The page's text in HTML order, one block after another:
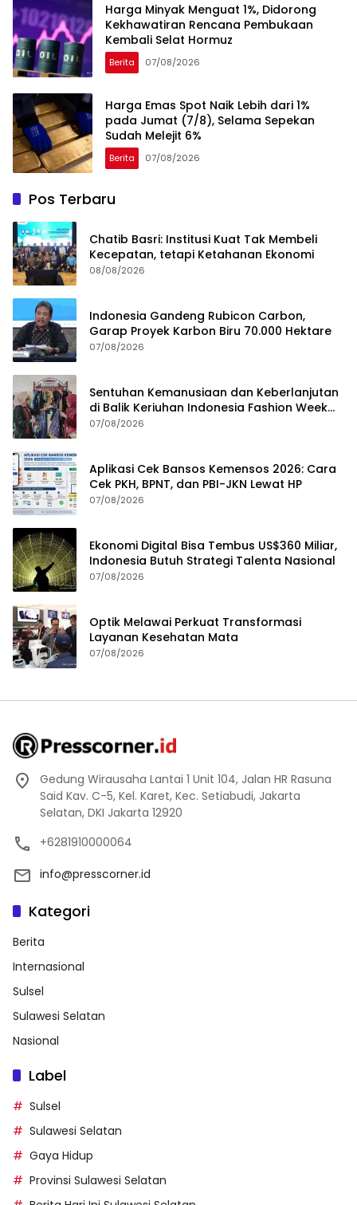
Harga Minyak Menguat 1%, Didorong
Kekhawatiran Rencana Pembukaan
Kembali Selat Hormuz
Berita 07/08/2026
Harga Emas Spot Naik Lebih dari 1%
pada Jumat (7/8), Selama Sepekan
Sudah Melejit 6%
Berita 07/08/2026
Pos Terbaru
Chatib Basri: Institusi Kuat Tak Membeli
Kecepatan, tetapi Ketahanan Ekonomi
08/08/2026
Indonesia Gandeng Rubicon Carbon,
Garap Proyek Karbon Biru 70.000 Hektare
07/08/2026
Sentuhan Kemanusiaan dan Keberlanjutan
di Balik Keriuhan Indonesia Fashion Week
2026
07/08/2026
Aplikasi Cek Bansos Kemensos 2026: Cara
Cek PKH, BPNT, dan PBI-JKN Lewat HP
07/08/2026
Ekonomi Digital Bisa Tembus US$360 Miliar,
Indonesia Butuh Strategi Talenta Nasional
07/08/2026
Optik Melawai Perkuat Transformasi
Layanan Kesehatan Mata
07/08/2026
Gedung Wirausaha Lantai 1 Unit 104, Jalan HR Rasuna
Said Kav. C-5, Kel. Karet, Kec. Setiabudi, Jakarta
Selatan, DKI Jakarta 12920
+6281910000064
info@presscorner.id
Kategori
Berita
Internasional
Sulsel
Sulawesi Selatan
Nasional
Label
Sulsel
Sulawesi Selatan
Gaya Hidup
Provinsi Sulawesi Selatan